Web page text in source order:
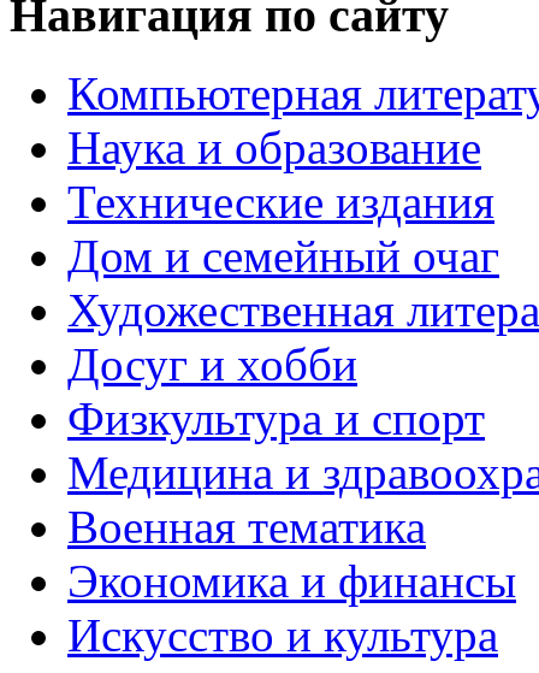
Навигация по сайту
Компьютерная
Наука и образование
Технические издания
Дом и семейный очаг
Художественная
Досуг и хобби
Физкультура и спорт
Медицина и
Военная тематика
Экономика и финансы
Искусство и культура